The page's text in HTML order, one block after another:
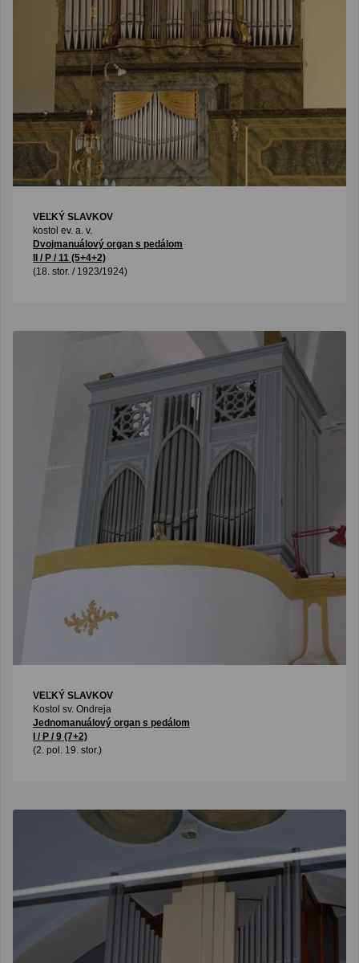
VEĽKÝ SLAVKOV
kostol ev. a. v.
Dvojmanuálový organ s pedálom
II / P / 11 (5+4+2)
(18. stor. / 1923/1924)
VEĽKÝ SLAVKOV
Kostol sv. Ondreja
Jednomanuálový organ s pedálom
I / P / 9 (7+2)
(2. pol. 19. stor.)